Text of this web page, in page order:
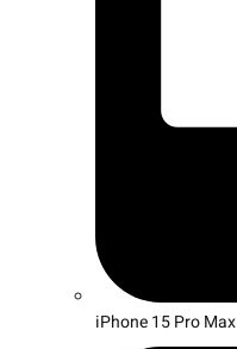
iPhone 15 Pro Max